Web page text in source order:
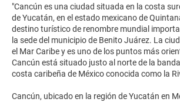
"Cancún es una ciudad situada en la costa
de Yucatán, en el estado mexicano de
destino turístico de renombre mundial
la sede del municipio de Benito Juárez. La
el Mar Caribe y es uno de los puntos más
Cancún está situado justo al norte de la
costa caribeña de México conocida como la
Cancún, ubicado en la región de Yucatán en